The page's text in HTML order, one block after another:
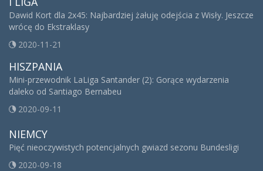
Dawid Kort dla 2x45: Najbardziej żałuję odejścia z Wisły. Jeszcze
wrócę do Ekstraklasy
2020-11-21
HISZPANIA
Mini-przewodnik LaLiga Santander (2): Gorące wydarzenia
daleko od Santiago Bernabeu
2020-09-11
NIEMCY
Pięć nieoczywistych potencjalnych gwiazd sezonu Bundesligi
2020-09-18